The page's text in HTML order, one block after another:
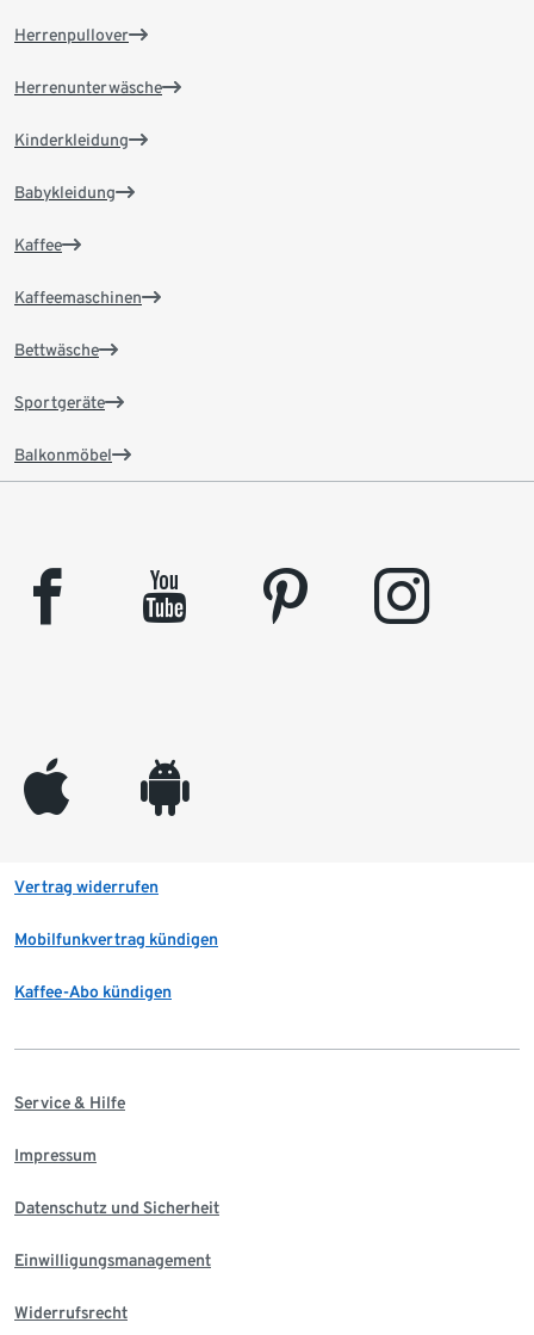
Herrenpullover
Herrenunterwäsche
Kinderkleidung
Babykleidung
Kaffee
Kaffeemaschinen
Bettwäsche
Sportgeräte
Balkonmöbel
facebook youtube pinterest instagram
appleinc android
Vertrag widerrufen
Mobilfunkvertrag kündigen
Kaffee-Abo kündigen
Service & Hilfe
Impressum
Datenschutz und Sicherheit
Einwilligungsmanagement
Widerrufsrecht